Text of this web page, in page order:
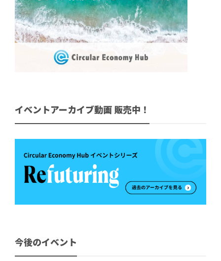
イベントアーカイブ動画 販売中！
今後のイベント